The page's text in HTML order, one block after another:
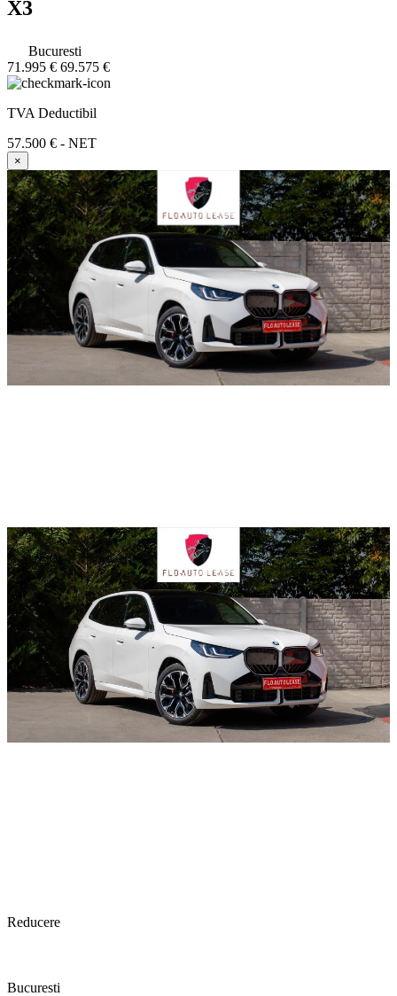
X3
Bucuresti
71.995 € 69.575 €
TVA Deductibil
57.500 € - NET
×
Reducere
Bucuresti